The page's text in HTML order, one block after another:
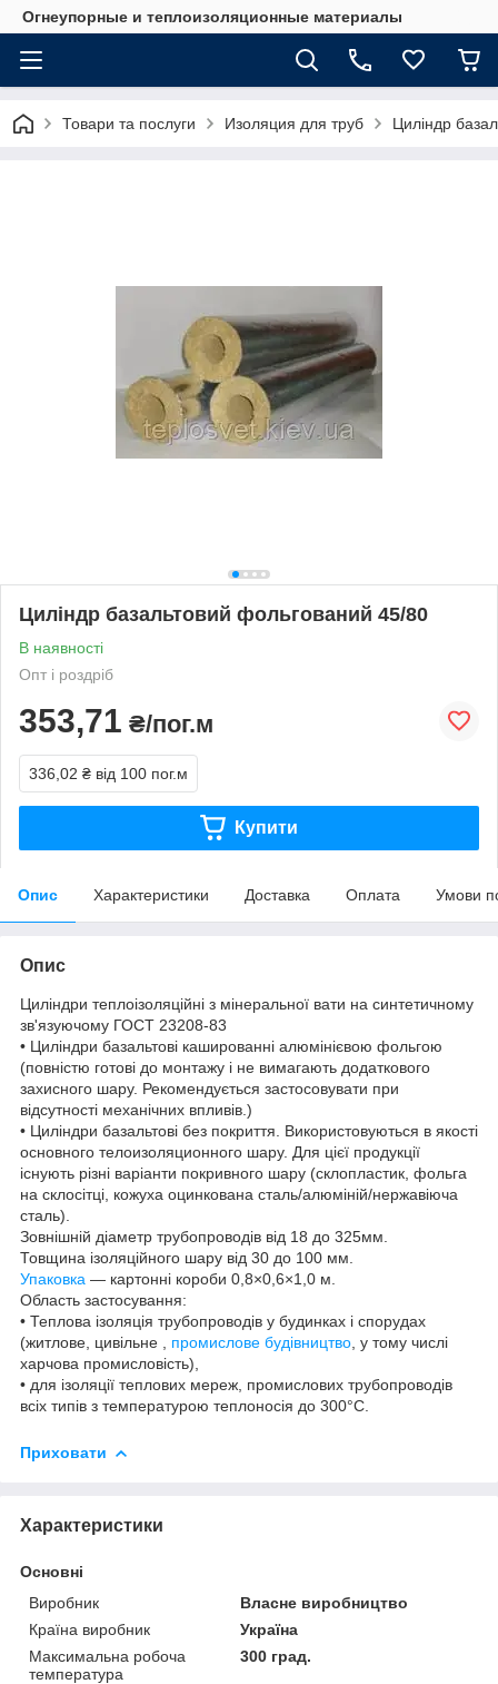
Огнеупорные и теплоизоляционные материалы
Товари та послуги Изоляция для труб Циліндр
Циліндр базальтовий фольгований 45/80
В наявності
Опт і роздріб
353,71 ₴/пог.м
336,02 ₴ від 100 пог.м
Купити
Опис Характеристики Доставка Оплата Умови
Опис
Циліндри теплоізоляційні з мінеральної вати на синтетичному
зв'язуючому ГОСТ 23208-83
• Циліндри базальтові кашированні алюмінієвою фольгою
(повністю готові до монтажу і не вимагають додаткового
захисного шару. Рекомендується застосовувати при
відсутності механічних впливів.)
• Циліндри базальтові без покриття. Використовуються в якості
основного телоизоляционного шару. Для цієї продукції
існують різні варіанти покривного шару (склопластик, фольга
на склосітці, кожуха оцинкована сталь/алюміній/нержавіюча
сталь).
Зовнішній діаметр трубопроводів від 18 до 325мм.
Товщина ізоляційного шару від 30 до 100 мм.
Упаковка — картонні короби 0,8×0,6×1,0 м.
Область застосування:
• Теплова ізоляція трубопроводів у будинках і спорудах
(житлове, цивільне , промислове будівництво , у тому числі
харчова промисловість),
• для ізоляції теплових мереж, промислових трубопроводів
всіх типів з температурою теплоносія до 300°С.
Приховати
Характеристики
Основні
Виробник
Власне виробництво
Країна виробник
Україна
Максимальна робоча
температура
300 град.